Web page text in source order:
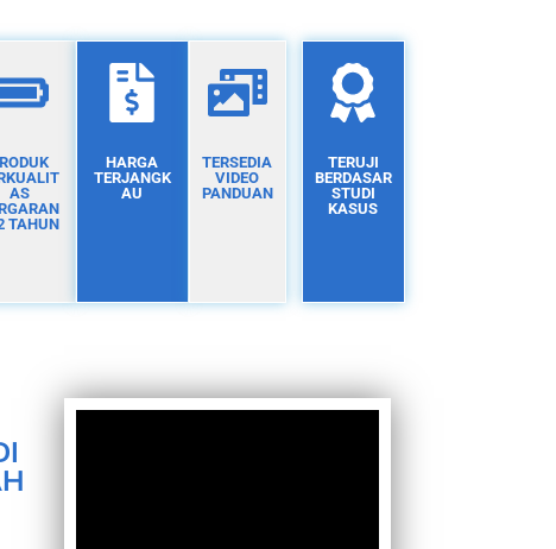
AS
TAHUN
HARGA
TERJANGK
AU
TERSEDIA
VIDEO
PANDUAN
TERUJI
BERDASAR
STUDI
KASUS